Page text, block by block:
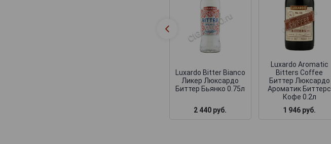
Luxardo Bitter Bianco
Ликер Люксардо
Биттер Бьянко 0.75л
2 440 руб.
Luxardo Aromatic
Bitters Coffee
Биттер Люксардо
Ароматик Биттерс
Кофе 0.2л
1 946 руб.